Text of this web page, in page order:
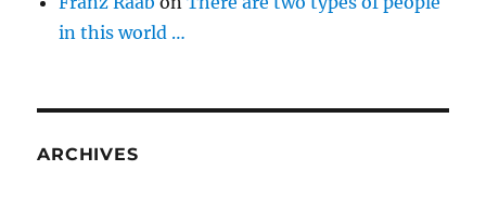
in this world …
ARCHIVES